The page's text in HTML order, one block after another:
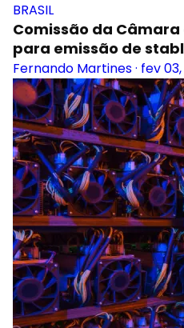
BRASIL
Comissão da
para emissão de
Fernando Martines· fev